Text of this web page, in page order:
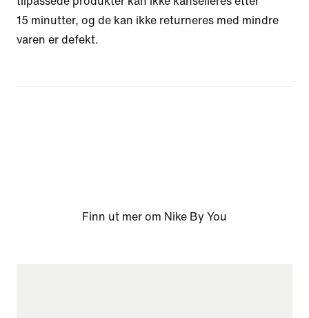
15 minutter, og de kan ikke returneres med mindre
varen er defekt.
Finn ut mer om Nike By You